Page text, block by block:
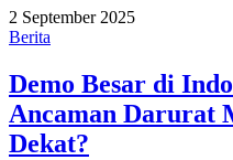
2 September 2025
Berita
Demo Besar di
Ancaman Darurat
Dekat?